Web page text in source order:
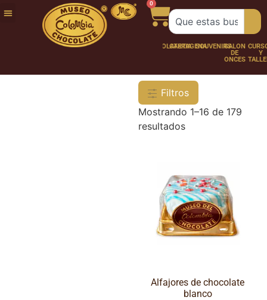
0
FUNDACIÓNNUESTRATRABAJA
CHOCOLATERÍA
CARTAGENASOUVENIRSSALÓN
DE
ONCES
CURSOS
Filtros
Mostrando 1–16 de 179
resultados
Alfajores de chocolate
blanco